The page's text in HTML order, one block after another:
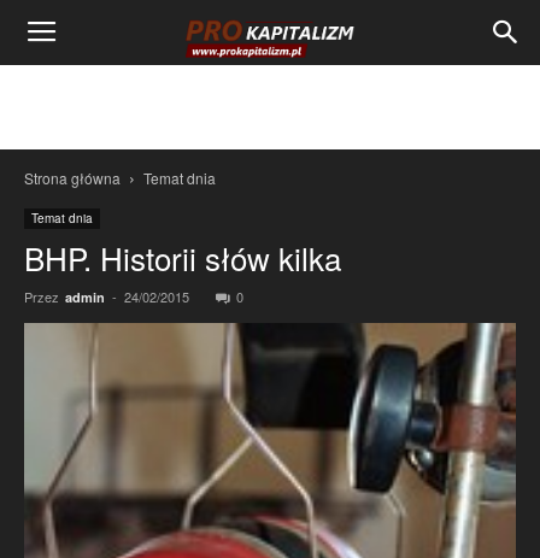
Strona główna Temat dnia
Temat dnia
BHP. Historii słów kilka
Przez admin - 24/02/2015 0